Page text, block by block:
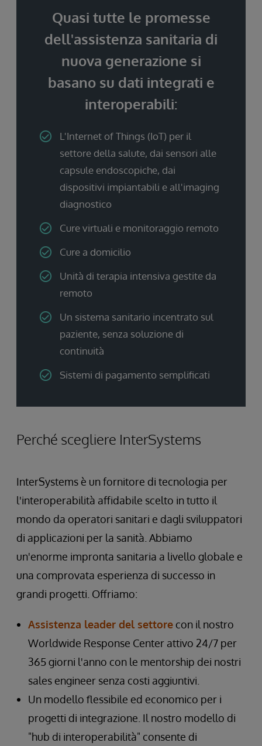
Quasi tutte le promesse
dell'assistenza sanitaria di
nuova generazione si
basano su dati integrati e
interoperabili:
L'Internet of Things (IoT) per il
settore della salute, dai sensori alle
capsule endoscopiche, dai
dispositivi impiantabili e all'imaging
diagnostico
Cure virtuali e monitoraggio remoto
Cure a domicilio
Unità di terapia intensiva gestite da
remoto
Un sistema sanitario incentrato sul
paziente, senza soluzione di
continuità
Sistemi di pagamento semplificati
Perché scegliere InterSystems
InterSystems è un fornitore di tecnologia per
l'interoperabilità affidabile scelto in tutto il
mondo da operatori sanitari e dagli sviluppatori
di applicazioni per la sanità. Abbiamo
un'enorme impronta sanitaria a livello globale e
una comprovata esperienza di successo in
grandi progetti. Offriamo:
Assistenza leader del settore con il nostro
Worldwide Response Center attivo 24/7 per
365 giorni l'anno con le mentorship dei nostri
sales engineer senza costi aggiuntivi.
Un modello flessibile ed economico per i
progetti di integrazione. Il nostro modello di
"hub di interoperabilità" consente di